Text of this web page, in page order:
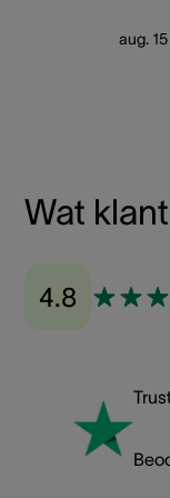
aug. 15
Wat
4.8